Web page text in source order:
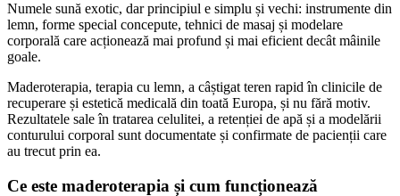
Numele sună exotic, dar principiul e simplu și vechi: instrumente din
lemn, forme special concepute, tehnici de masaj și modelare
corporală care acționează mai profund și mai eficient decât mâinile
goale.
Maderoterapia, terapia cu lemn, a câștigat teren rapid în clinicile de
recuperare și estetică medicală din toată Europa, și nu fără motiv.
Rezultatele sale în tratarea celulitei, a retenției de apă și a modelării
conturului corporal sunt documentate și confirmate de pacienții care
au trecut prin ea.
Ce este maderoterapia și cum funcționează